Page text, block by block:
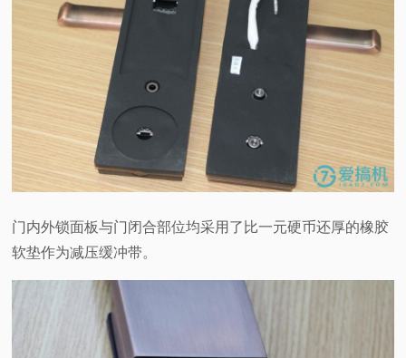
门内外锁面板与门闭合部位均采用了比一元硬币还厚的橡胶
软垫作为减压缓冲带。